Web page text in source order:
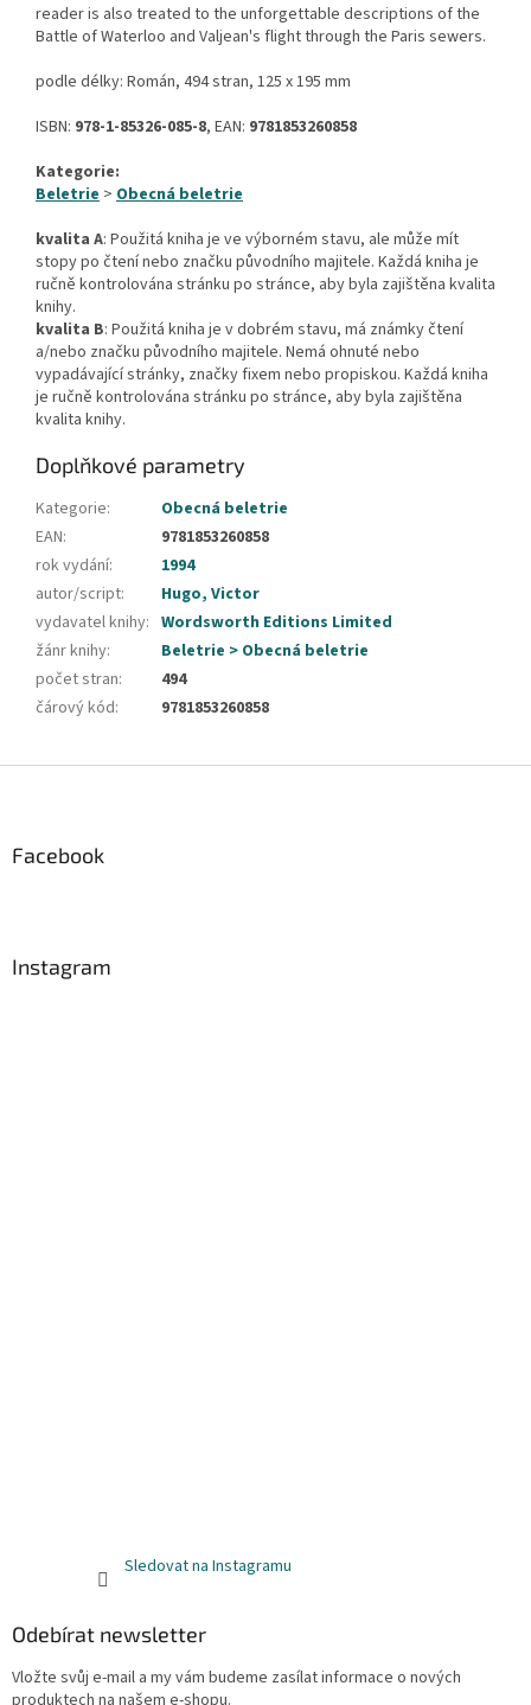
reader is also treated to the unforgettable descriptions of the
Battle of Waterloo and Valjean's flight through the Paris sewers.
podle délky: Román, 494 stran, 125 x 195 mm
ISBN: 978-1-85326-085-8, EAN: 9781853260858
Kategorie:
Beletrie > Obecná beletrie
kvalita A: Použitá kniha je ve výborném stavu, ale může mít
stopy po čtení nebo značku původního majitele. Každá kniha je
ručně kontrolována stránku po stránce, aby byla zajištěna kvalita
knihy.
kvalita B: Použitá kniha je v dobrém stavu, má známky čtení
a/nebo značku původního majitele. Nemá ohnuté nebo
vypadávající stránky, značky fixem nebo propiskou. Každá kniha
je ručně kontrolována stránku po stránce, aby byla zajištěna
kvalita knihy.
Doplňkové parametry
Kategorie:
Obecná beletrie
EAN:
9781853260858
rok vydání:
1994
autor/script:
Hugo, Victor
vydavatel knihy: Wordsworth Editions Limited
žánr knihy:
Beletrie > Obecná beletrie
počet stran:
494
čárový kód: 9781853260858
Facebook
Instagram
Sledovat na Instagramu
Odebírat newsletter
Vložte svůj e-mail a my vám budeme zasílat informace o nových